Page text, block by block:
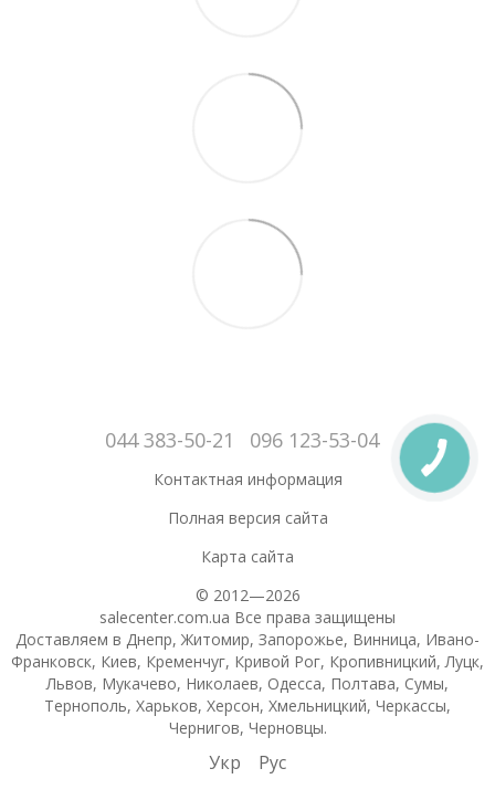
044 383-50-21 096 123-53-04
Контактная информация
Полная версия сайта
Карта сайта
© 2012—2026
salecenter.com.ua Все права защищены
Доставляем в Днепр, Житомир, Запорожье, Винница, Ивано-
Франковск, Киев, Кременчуг, Кривой Рог, Кропивницкий, Луцк,
Львов, Мукачево, Николаев, Одесса, Полтава, Сумы,
Тернополь, Харьков, Херсон, Хмельницкий, Черкассы,
Чернигов, Черновцы.
Укр Рус